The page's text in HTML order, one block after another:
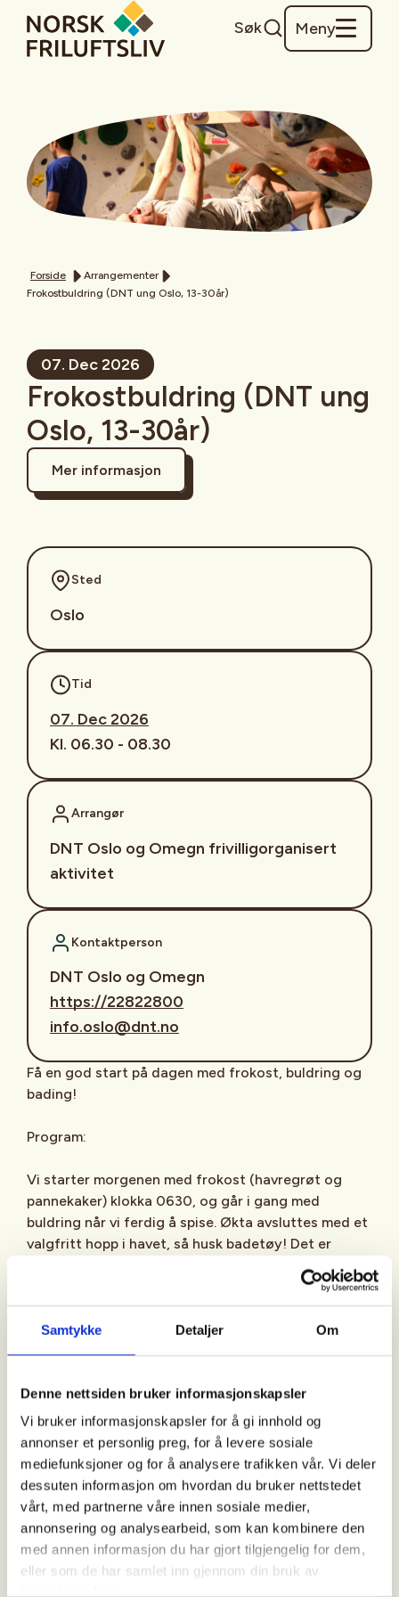
Samtykke Detaljer Om
Denne nettsiden bruker informasjonskapsler
Vi bruker informasjonskapsler for å gi innhold og
annonser et personlig preg, for å levere sosiale
mediefunksjoner og for å analysere trafikken vår. Vi deler
dessuten informasjon om hvordan du bruker nettstedet
vårt, med partnerne våre innen sosiale medier,
annonsering og analysearbeid, som kan kombinere den
med annen informasjon du har gjort tilgjengelig for dem,
eller som de har samlet inn gjennom din bruk av
Søk Meny
Forside
Arrangementer
Frokostbuldring (DNT ung Oslo, 13-30år)
07. Dec 2026
Frokostbuldring (DNT ung
Oslo, 13-30år)
Mer informasjon
Sted
Oslo
Tid
07. Dec 2026
Kl. 06.30 - 08.30
Arrangør
DNT Oslo og Omegn frivilligorganisert
aktivitet
Kontaktperson
DNT Oslo og Omegn
https://22822800
info.oslo@dnt.no
Få en god start på dagen med frokost, buldring og
bading!
Program:
Vi starter morgenen med frokost (havregrøt og
pannekaker) klokka 0630, og går i gang med
buldring når vi ferdig å spise. Økta avsluttes med et
valgfritt hopp i havet, så husk badetøy! Det er
Annen info:
Vi har et lite utvalg klatresko til utlån, men vi
Frokostbuldringen er drevet av av våre engasjerte
og dyktige frivillige i DNT ung Oslo som har tilsyn i
buldrerommet. Vi setter pris på om du hjelper til
med å holde lokalene ryddige.
Frokostbuldringen arrangeres av DNT ung Oslo og
er derfor gratis for medlemmer mellom 13-30 år.
Ikke-medlemmer og medlemmer over 30 år er også